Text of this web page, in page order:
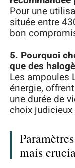
Pour une
située entre
bon
5. Pourquoi
que des
Les ampoules
énergie,
une durée de
choix judicieux
mais